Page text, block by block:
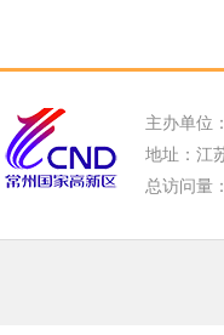
主办单位
地址：江
总访问量：